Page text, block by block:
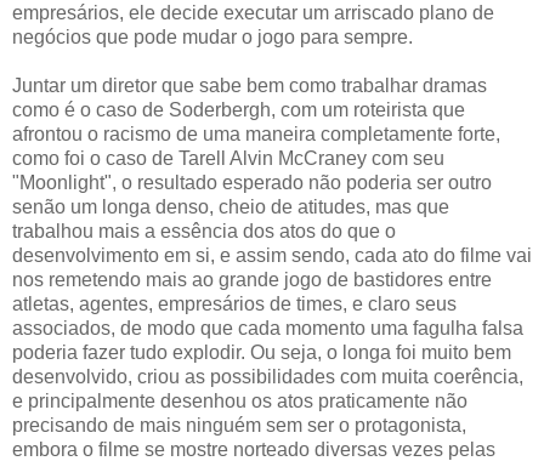
empresários, ele decide executar um arriscado plano de
negócios que pode mudar o jogo para sempre.
Juntar um diretor que sabe bem como trabalhar dramas
como é o caso de Soderbergh, com um roteirista que
afrontou o racismo de uma maneira completamente forte,
como foi o caso de Tarell Alvin McCraney com seu
"Moonlight", o resultado esperado não poderia ser outro
senão um longa denso, cheio de atitudes, mas que
trabalhou mais a essência dos atos do que o
desenvolvimento em si, e assim sendo, cada ato do filme vai
nos remetendo mais ao grande jogo de bastidores entre
atletas, agentes, empresários de times, e claro seus
associados, de modo que cada momento uma fagulha falsa
poderia fazer tudo explodir. Ou seja, o longa foi muito bem
desenvolvido, criou as possibilidades com muita coerência,
e principalmente desenhou os atos praticamente não
precisando de mais ninguém sem ser o protagonista,
embora o filme se mostre norteado diversas vezes pelas